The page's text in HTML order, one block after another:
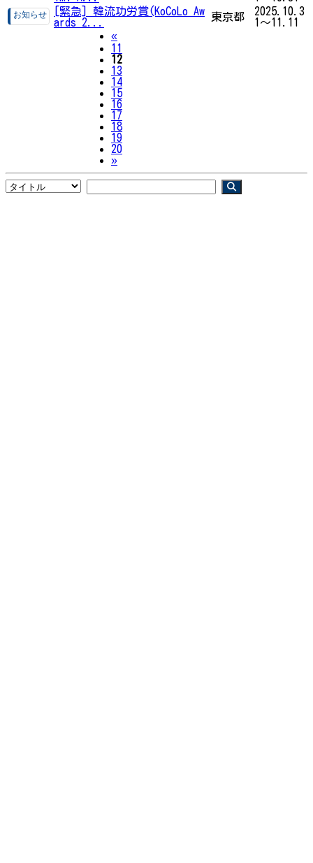
[緊急] 韓流功労賞(KoCoLo Aw
ards 2...
東京都
2025.10.3
1～11.11
«Previous
11
12
13
14
15
16
17
18
19
20
»Next